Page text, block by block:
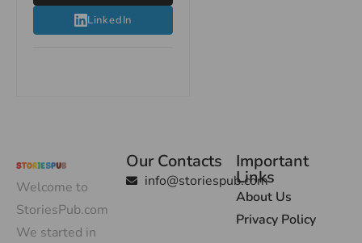
LinkedIn
Welcome to
StoriesPub.com
We started in
Our Contacts
info@storiespub.com
Important
Links
About Us
Privacy Policy